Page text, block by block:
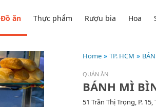
Đồ ăn Thực phẩm Rượu bia Hoa
Home TP. HCM
QUÁN ĂN
BÁNH MÌ
51 Trần Thị Trọng, P. 15,